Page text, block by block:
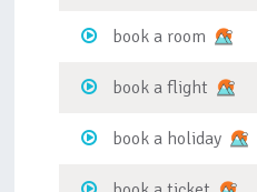
book a room
book a flight
book a holiday